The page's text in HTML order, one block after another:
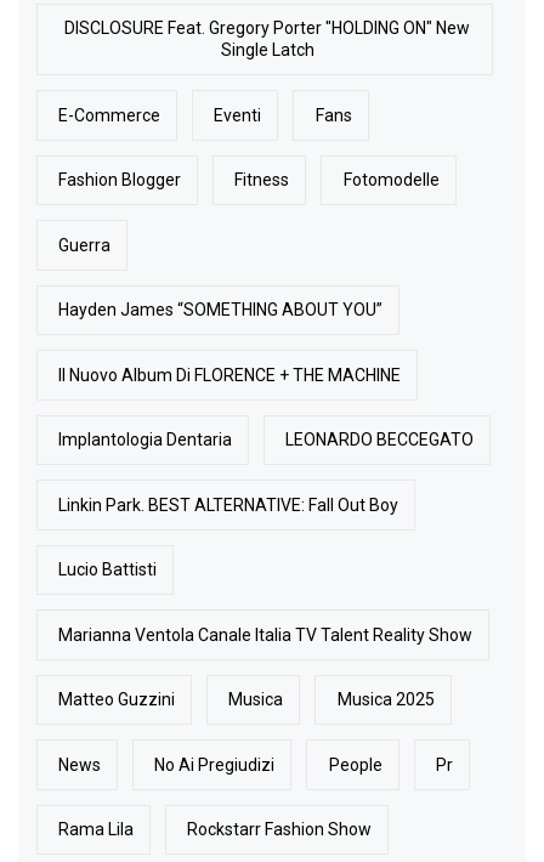
DISCLOSURE Feat. Gregory Porter "HOLDING ON" New
Single Latch
E-Commerce Eventi Fans
Fashion Blogger Fitness Fotomodelle
Guerra
Hayden James “SOMETHING ABOUT YOU”
Il Nuovo Album Di FLORENCE + THE MACHINE
Implantologia Dentaria LEONARDO BECCEGATO
Linkin Park. BEST ALTERNATIVE: Fall Out Boy
Lucio Battisti
Marianna Ventola Canale Italia TV Talent Reality Show
Matteo Guzzini Musica Musica 2025
News No Ai Pregiudizi People Pr
Rama Lila Rockstarr Fashion Show